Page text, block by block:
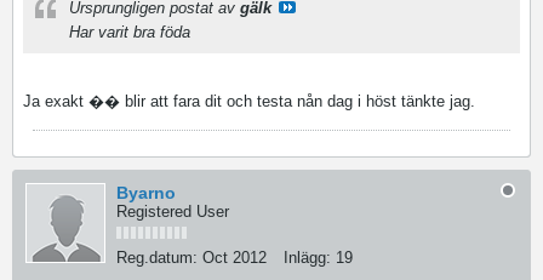
Ursprungligen postat av gälk
Har varit bra föda
Ja exakt �� blir att fara dit och testa nån dag i höst tänkte jag.
Byarno
Registered User
Reg.datum: Oct 2012 Inlägg: 19